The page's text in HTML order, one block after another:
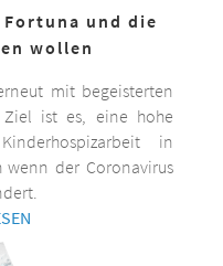
Fortuna und die
wollen
mit begeisterten
Ziel ist es, eine hohe
in
wenn der Coronavirus